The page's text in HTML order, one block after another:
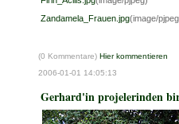
Zandamela_Frauen.jpg(image/
(0 Kommentare) Hier kommentieren
2006-01-01 14:05:13
Gerhard'in projelerinden